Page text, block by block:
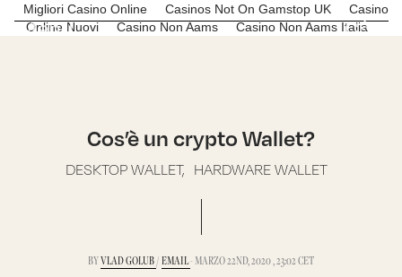
Migliori Casino Online Casinos Not On Gamstop UK
Casino
Online Nuovi
Casino Non Aams Casino Non Aams Italia
Menu C*R
Cos’è un crypto Wallet?
DESKTOP WALLET, HARDWARE WALLET
BYVLAD GOLUB/EMAIL- MARZO 22ND, 2020 , 23:02 CET